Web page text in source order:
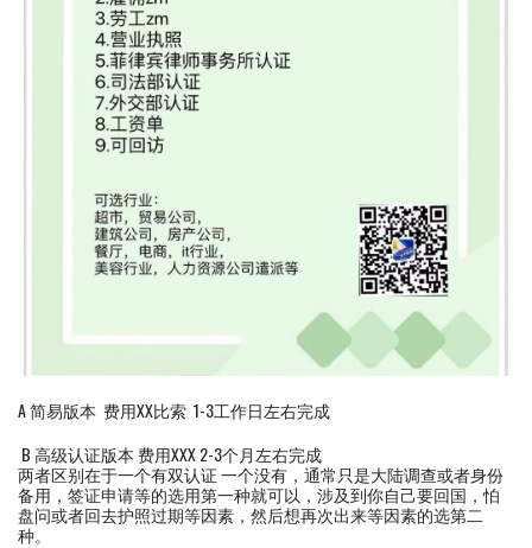
A 简易版本 费用XX比索 1-3工作日左右完成
B 高级认证版本 费用XXX 2-3个月左右完成
两者区别在于一个有双认证 一个没有，通常只是大陆调查或者身份
备用，签证申请等的选用第一种就可以，涉及到你自己要回国，怕
盘问或者回去护照过期等因素，然后想再次出来等因素的选第二
种。